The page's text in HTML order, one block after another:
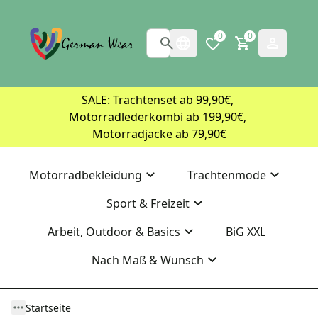
0 0
SALE: Trachtenset ab 99,90€,
Motorradlederkombi ab 199,90€,
Motorradjacke ab 79,90€
Motorradbekleidung
Trachtenmode
Sport & Freizeit
Arbeit, Outdoor & Basics
BiG XXL
Nach Maß & Wunsch
Startseite